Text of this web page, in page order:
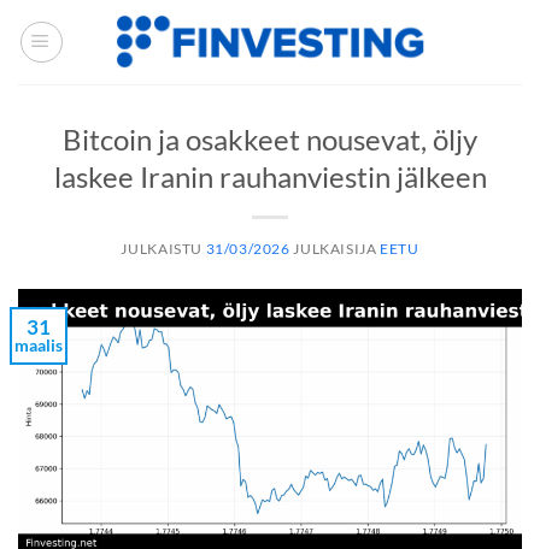
Siirry
sisältöön
Bitcoin ja osakkeet nousevat, öljy
laskee Iranin rauhanviestin jälkeen
JULKAISTU 31/03/2026 JULKAISIJA EETU
31
maalis